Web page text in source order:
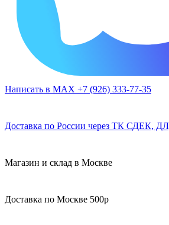
Написать в MAX +7 (926) 333-77-35
Доставка по России через ТК СДЕК,
Магазин и склад в Москве
Доставка по Москве 500р